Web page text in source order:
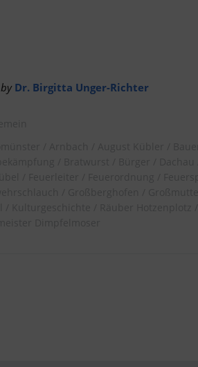
by Dr. Birgitta Unger-Richter